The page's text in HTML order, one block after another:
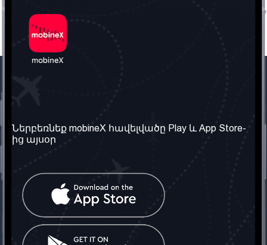
Մեր մասին
Մեր ծառայությունները
Պայմաններ և դրույթներ
Հաճախ տրվող հարցեր
Կապ մեզ հետ
Միացյալ
Տարածել
սոցիալական
ցանցում
Ներբեռնեք mobineX հավելվածը Play և App Store-
ից այսօր